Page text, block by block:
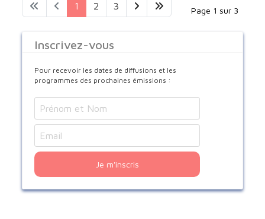
Page 1 sur 3
1 2 3
Inscrivez-vous
Pour recevoir les dates de diffusions et les
programmes des prochaines émissions :
Je m'inscris